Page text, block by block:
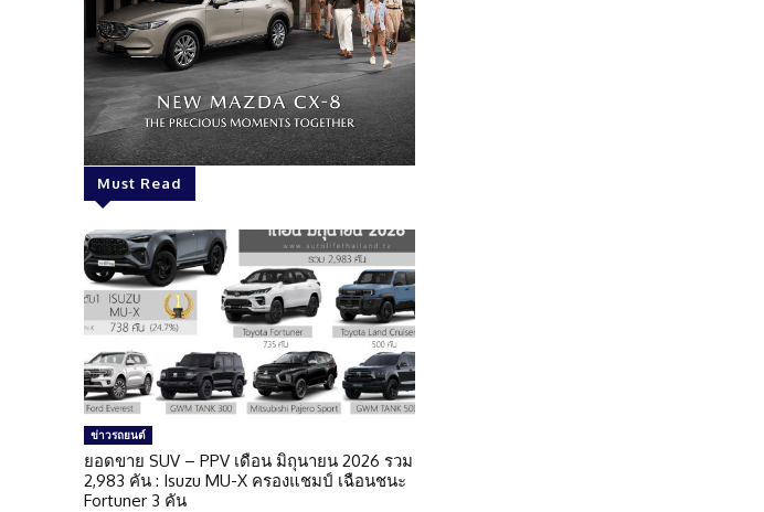
Must Read
ข่าวรถยนต์
ยอดขาย SUV – PPV เดือน มิถุนายน 2026 รวม
2,983 คัน : Isuzu MU-X ครองแชมป์ เฉือนชนะ
Fortuner 3 คัน